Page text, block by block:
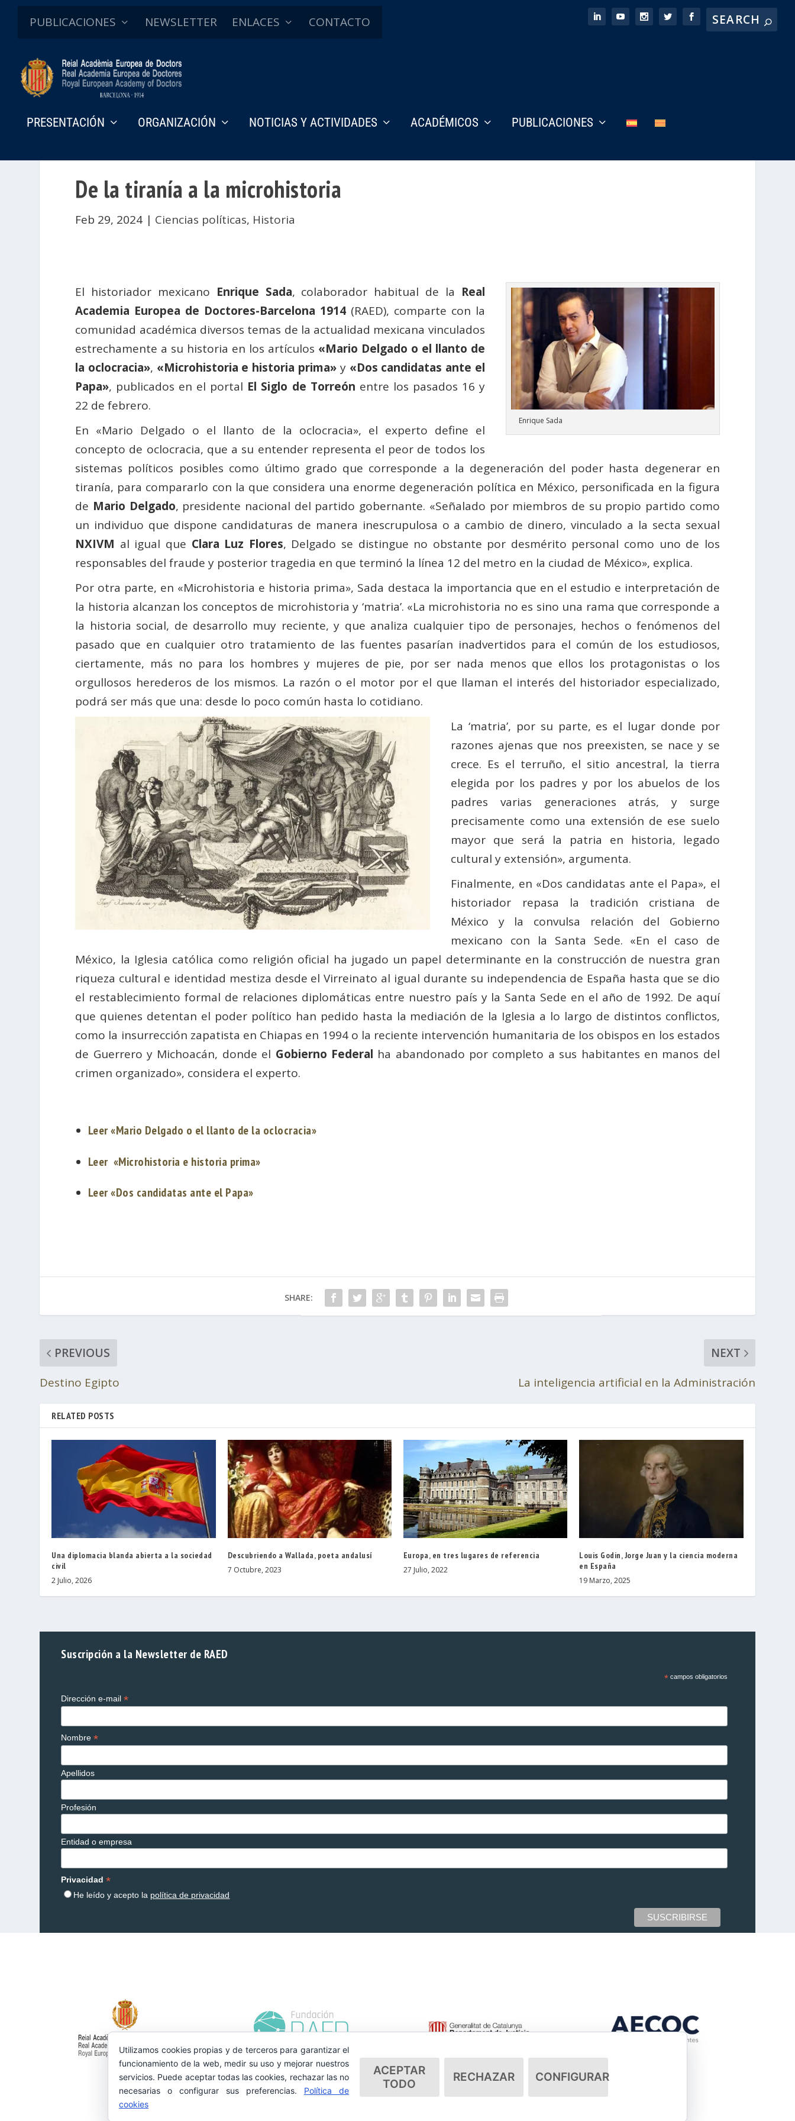
PUBLICACIONES NEWSLETTER ENLACES CONTACTO
PRESENTACIÓN ORGANIZACIÓN NOTICIAS Y ACTIVIDADES ACADÉMICOS PUBLICACIONES
De la tiranía a la microhistoria
Feb 29, 2024 | Ciencias políticas, Historia
Enrique Sada
El historiador mexicano Enrique Sada, colaborador habitual de la Real
Academia Europea de Doctores-Barcelona 1914 (RAED), comparte con la
comunidad académica diversos temas de la actualidad mexicana vinculados
estrechamente a su historia en los artículos «Mario Delgado o el llanto de
la oclocracia», «Microhistoria e historia prima» y «Dos candidatas ante el
Papa», publicados en el portal El Siglo de Torreón entre los pasados 16 y
22 de febrero.
En «Mario Delgado o el llanto de la oclocracia», el experto define el
concepto de oclocracia, que a su entender representa el peor de todos los
sistemas políticos posibles como último grado que corresponde a la degeneración del poder hasta degenerar en
tiranía, para compararlo con la que considera una enorme degeneración política en México, personificada en la figura
de Mario Delgado, presidente nacional del partido gobernante. «Señalado por miembros de su propio partido como
un individuo que dispone candidaturas de manera inescrupulosa o a cambio de dinero, vinculado a la secta sexual
NXIVM al igual que Clara Luz Flores, Delgado se distingue no obstante por desmérito personal como uno de los
responsables del fraude y posterior tragedia en que terminó la línea 12 del metro en la ciudad de México», explica.
Por otra parte, en «Microhistoria e historia prima», Sada destaca la importancia que en el estudio e interpretación de
la historia alcanzan los conceptos de microhistoria y ‘matria’. «La microhistoria no es sino una rama que corresponde a
la historia social, de desarrollo muy reciente, y que analiza cualquier tipo de personajes, hechos o fenómenos del
pasado que en cualquier otro tratamiento de las fuentes pasarían inadvertidos para el común de los estudiosos,
ciertamente, más no para los hombres y mujeres de pie, por ser nada menos que ellos los protagonistas o los
orgullosos herederos de los mismos. La razón o el motor por el que llaman el interés del historiador especializado,
podrá ser más que una: desde lo poco común hasta lo cotidiano.
La ‘matria’, por su parte, es el lugar donde por
razones ajenas que nos preexisten, se nace y se
crece. Es el terruño, el sitio ancestral, la tierra
elegida por los padres y por los abuelos de los
padres varias generaciones atrás, y surge
precisamente como una extensión de ese suelo
mayor que será la patria en historia, legado
cultural y extensión», argumenta.
Finalmente, en «Dos candidatas ante el Papa», el
historiador repasa la tradición cristiana de
México y la convulsa relación del Gobierno
mexicano con la Santa Sede. «En el caso de
México, la Iglesia católica como religión oficial ha jugado un papel determinante en la construcción de nuestra gran
riqueza cultural e identidad mestiza desde el Virreinato al igual durante su independencia de España hasta que se dio
el restablecimiento formal de relaciones diplomáticas entre nuestro país y la Santa Sede en el año de 1992. De aquí
que quienes detentan el poder político han pedido hasta la mediación de la Iglesia a lo largo de distintos conflictos,
como la insurrección zapatista en Chiapas en 1994 o la reciente intervención humanitaria de los obispos en los estados
de Guerrero y Michoacán, donde el Gobierno Federal ha abandonado por completo a sus habitantes en manos del
crimen organizado», considera el experto.
Leer «Mario Delgado o el llanto de la oclocracia»
Leer «Microhistoria e historia prima»
Leer «Dos candidatas ante el Papa»
SHARE:
PREVIOUS
Destino Egipto
NEXT
La inteligencia artificial en la Administración
RELATED POSTS
Una diplomacia blanda abierta a la sociedad
civil
2 Julio, 2026
Descubriendo a Wallada, poeta andalusí
7 Octubre, 2023
Europa, en tres lugares de referencia
27 Julio, 2022
Louis Godin, Jorge Juan y la ciencia moderna
en España
19 Marzo, 2025
Suscripción a la Newsletter de RAED
*campos obligatorios
Dirección e-mail*
Nombre*
Apellidos
Profesión
Entidad o empresa
Privacidad*
He leído y acepto la política de privacidad
Utilizamos cookies propias y de terceros para garantizar el
funcionamiento de la web, medir su uso y mejorar nuestros
servicios. Puede aceptar todas las cookies, rechazar las no
necesarias o configurar sus preferencias. Política de
cookies
ACEPTAR
TODO
RECHAZAR CONFIGURAR